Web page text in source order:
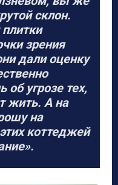
склон.
зрения
дали оценку
об угрозе тех,
жить. А на
на
коттеджей